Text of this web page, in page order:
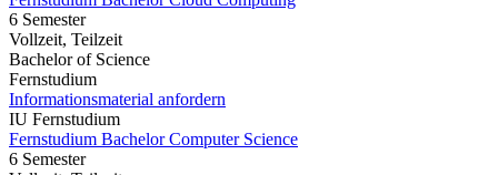
6 Semester
Vollzeit, Teilzeit
Bachelor of Science
Fernstudium
Informationsmaterial anfordern
IU Fernstudium
Fernstudium Bachelor Computer Science
6 Semester